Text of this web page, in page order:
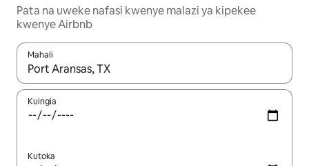
Pata na uweke nafasi kwenye malazi ya kipekee
kwenye Airbnb
Mahali
Wakati matokeo yanapatikana, vinjari kwa kutumia vitufe vya
Kuingia
Kutoka